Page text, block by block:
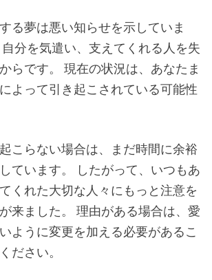
る夢は悪い知らせを示していま
分を気遣い、支えてくれる人を失
らです。 現在の状況は、あなたま
よって引き起こされている可能性
こらない場合は、まだ時間に余裕
ています。 したがって、いつもあ
くれた大切な人々にもっと注意を
来ました。 理由がある場合は、愛
ように変更を加える必要があるこ
ださい。